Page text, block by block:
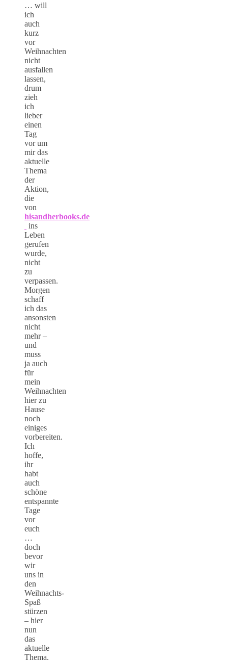
… will
ich
auch
kurz
vor
Weihnachten
nicht
ausfallen
lassen,
drum
zieh
ich
lieber
einen
Tag
vor um
mir das
aktuelle
Thema
der
Aktion,
die
von
hisandherbooks.de
ins
Leben
gerufen
wurde,
nicht
zu
verpassen.
Morgen
schaff
ich das
ansonsten
nicht
mehr –
und
muss
ja auch
für
mein
Weihnachten
hier zu
Hause
noch
einiges
vorbereiten.
Ich
hoffe,
ihr
habt
auch
schöne
entspannte
Tage
vor
euch
…
doch
bevor
wir
uns in
den
Weihnachts-
Spaß
stürzen
– hier
nun
das
aktuelle
Thema.